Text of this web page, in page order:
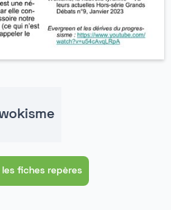
les fiches repères